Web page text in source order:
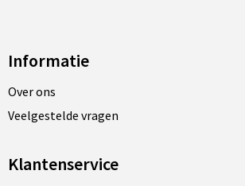
Informatie
Over ons
Veelgestelde vragen
Klantenservice